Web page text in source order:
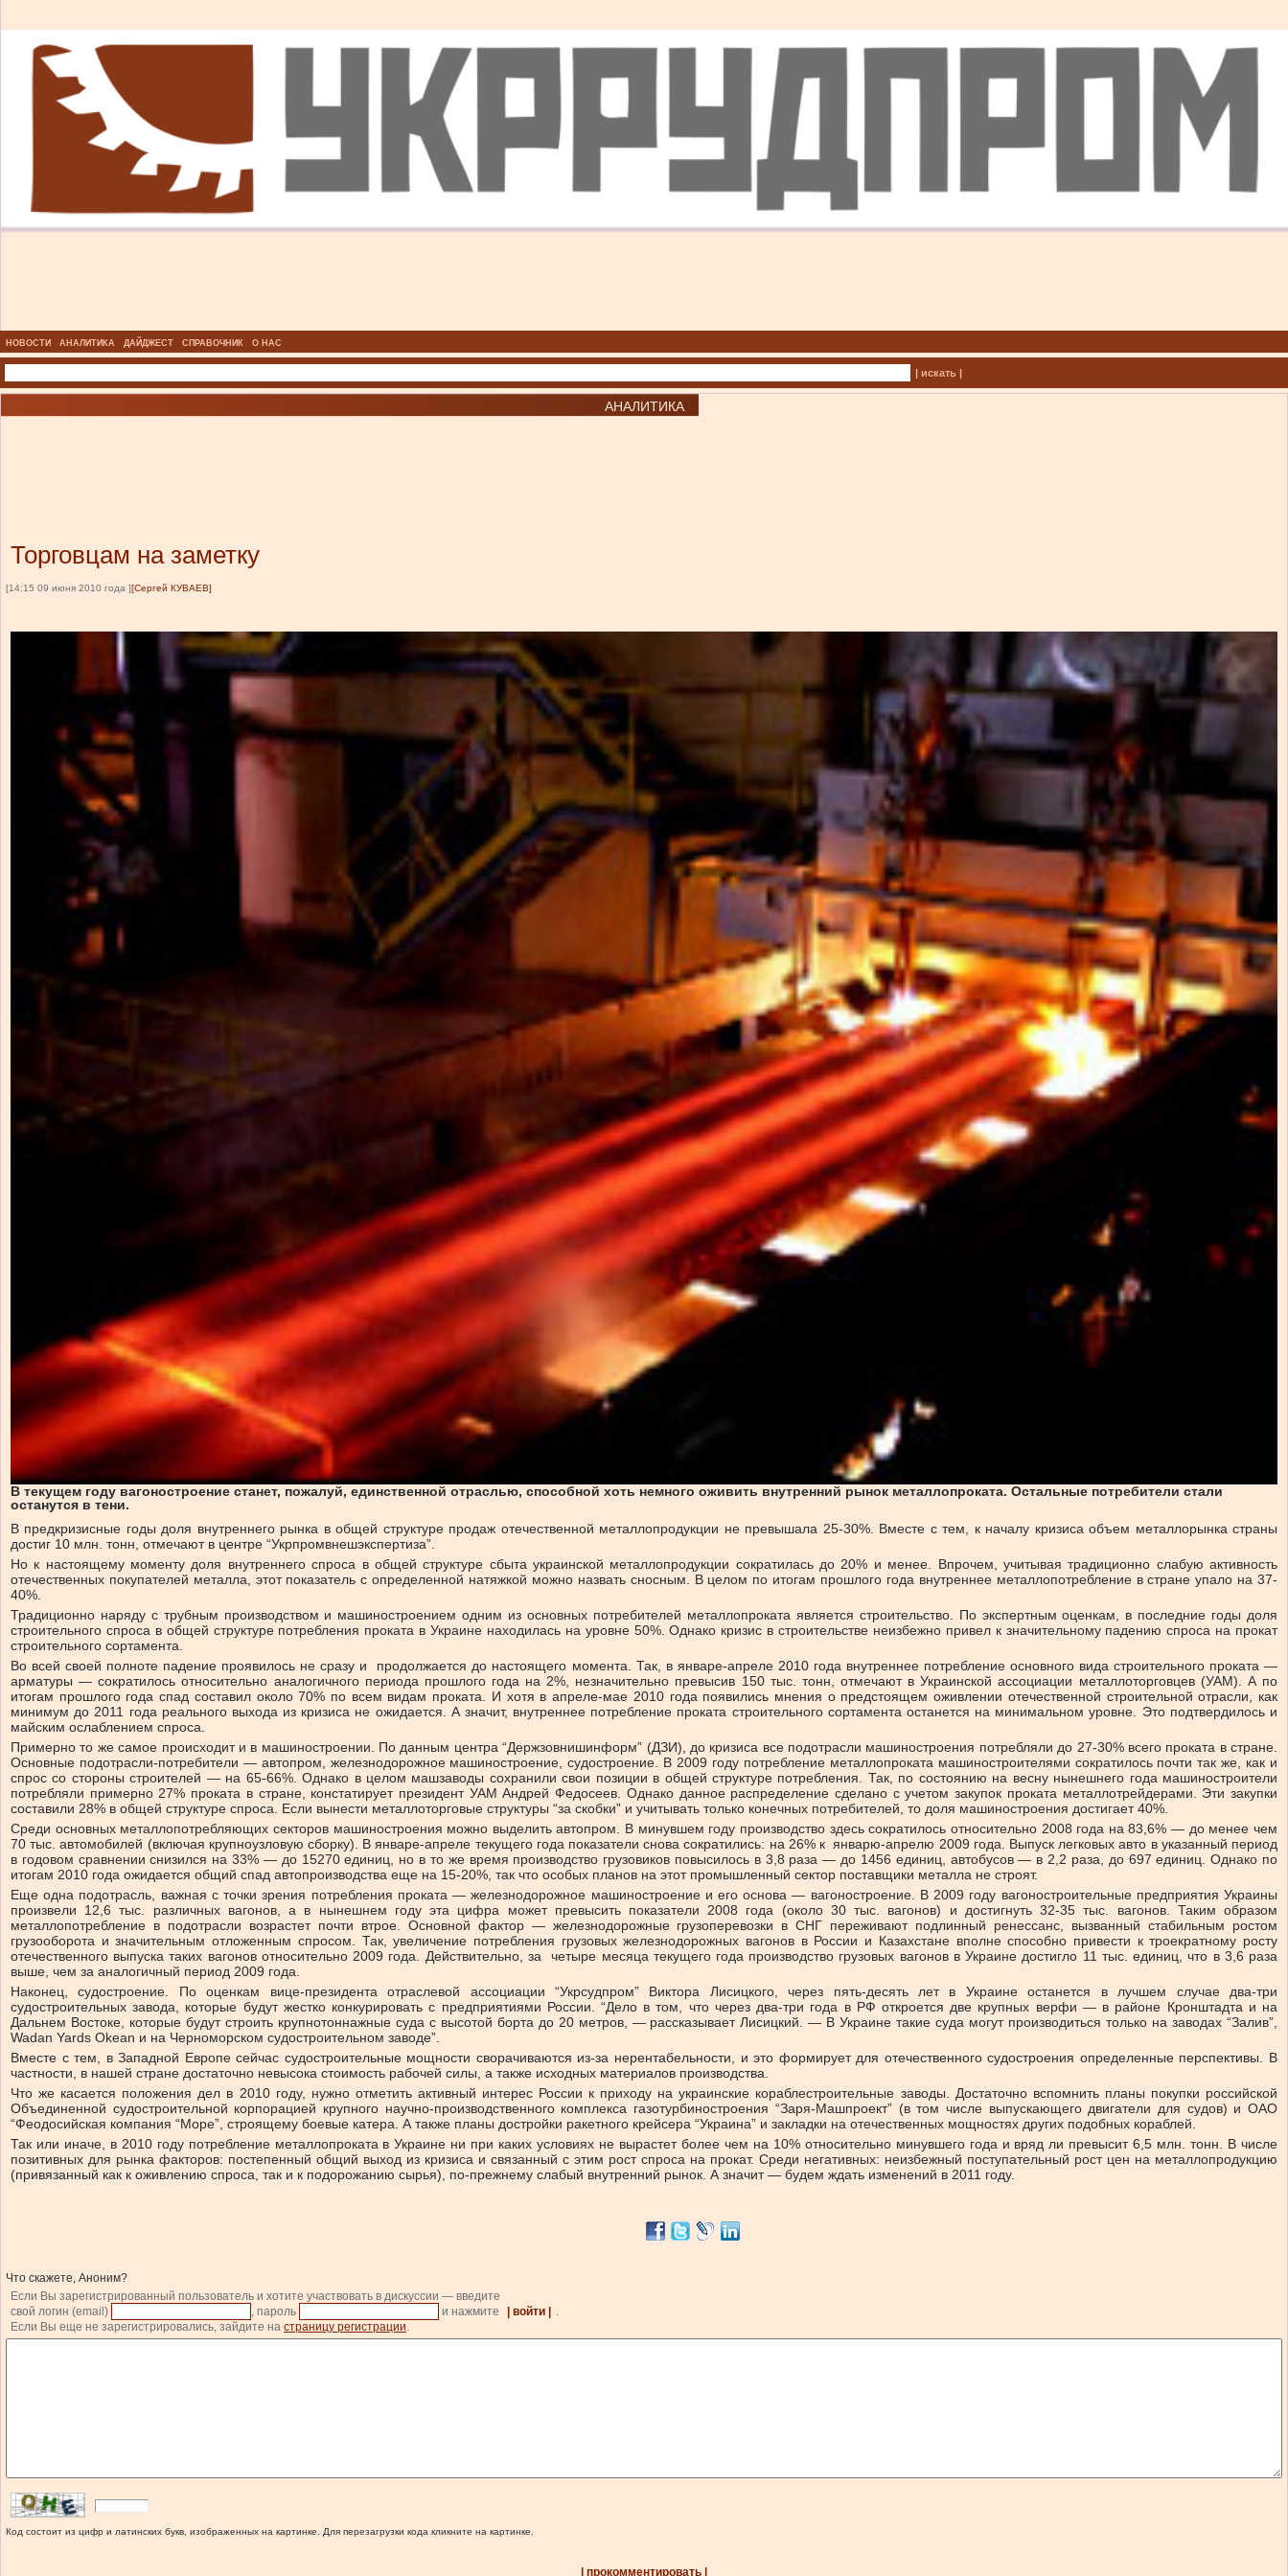
НОВОСТИ АНАЛИТИКА ДАЙДЖЕСТ СПРАВОЧНИК О НАС
| искать |
АНАЛИТИКА
Торговцам на заметку
[14:15 09 июня 2010 года ][Сергей КУВАЕВ]
В текущем году вагоностроение станет, пожалуй, единственной отраслью, способной хоть немного оживить внутренний рынок металлопроката. Остальные потребители стали
останутся в тени.
В предкризисные годы доля внутреннего рынка в общей структуре продаж отечественной металлопродукции не превышала 25-30%. Вместе с тем, к началу кризиса объем металлорынка страны
достиг 10 млн. тонн, отмечают в центре “Укрпромвнешэкспертиза”.
Но к настоящему моменту доля внутреннего спроса в общей структуре сбыта украинской металлопродукции сократилась до 20% и менее. Впрочем, учитывая традиционно слабую активность
отечественных покупателей металла, этот показатель с определенной натяжкой можно назвать сносным. В целом по итогам прошлого года внутреннее металлопотребление в стране упало на 37-
40%.
Традиционно наряду с трубным производством и машиностроением одним из основных потребителей металлопроката является строительство. По экспертным оценкам, в последние годы доля
строительного спроса в общей структуре потребления проката в Украине находилась на уровне 50%. Однако кризис в строительстве неизбежно привел к значительному падению спроса на прокат
строительного сортамента.
Во всей своей полноте падение проявилось не сразу и продолжается до настоящего момента. Так, в январе-апреле 2010 года внутреннее потребление основного вида строительного проката —
арматуры — сократилось относительно аналогичного периода прошлого года на 2%, незначительно превысив 150 тыс. тонн, отмечают в Украинской ассоциации металлоторговцев (УАМ). А по
итогам прошлого года спад составил около 70% по всем видам проката. И хотя в апреле-мае 2010 года появились мнения о предстоящем оживлении отечественной строительной отрасли, как
минимум до 2011 года реального выхода из кризиса не ожидается. А значит, внутреннее потребление проката строительного сортамента останется на минимальном уровне. Это подтвердилось и
майским ослаблением спроса.
Примерно то же самое происходит и в машиностроении. По данным центра “Держзовнишинформ” (ДЗИ), до кризиса все подотрасли машиностроения потребляли до 27-30% всего проката в стране.
Основные подотрасли-потребители — автопром, железнодорожное машиностроение, судостроение. В 2009 году потребление металлопроката машиностроителями сократилось почти так же, как и
спрос со стороны строителей — на 65-66%. Однако в целом машзаводы сохранили свои позиции в общей структуре потребления. Так, по состоянию на весну нынешнего года машиностроители
потребляли примерно 27% проката в стране, констатирует президент УАМ Андрей Федосеев. Однако данное распределение сделано с учетом закупок проката металлотрейдерами. Эти закупки
составили 28% в общей структуре спроса. Если вынести металлоторговые структуры “за скобки” и учитывать только конечных потребителей, то доля машиностроения достигает 40%.
Среди основных металлопотребляющих секторов машиностроения можно выделить автопром. В минувшем году производство здесь сократилось относительно 2008 года на 83,6% — до менее чем
70 тыс. автомобилей (включая крупноузловую сборку). В январе-апреле текущего года показатели снова сократились: на 26% к январю-апрелю 2009 года. Выпуск легковых авто в указанный период
в годовом сравнении снизился на 33% — до 15270 единиц, но в то же время производство грузовиков повысилось в 3,8 раза — до 1456 единиц, автобусов — в 2,2 раза, до 697 единиц. Однако по
итогам 2010 года ожидается общий спад автопроизводства еще на 15-20%, так что особых планов на этот промышленный сектор поставщики металла не строят.
Еще одна подотрасль, важная с точки зрения потребления проката — железнодорожное машиностроение и его основа — вагоностроение. В 2009 году вагоностроительные предприятия Украины
произвели 12,6 тыс. различных вагонов, а в нынешнем году эта цифра может превысить показатели 2008 года (около 30 тыс. вагонов) и достигнуть 32-35 тыс. вагонов. Таким образом
металлопотребление в подотрасли возрастет почти втрое. Основной фактор — железнодорожные грузоперевозки в СНГ переживают подлинный ренессанс, вызванный стабильным ростом
грузооборота и значительным отложенным спросом. Так, увеличение потребления грузовых железнодорожных вагонов в России и Казахстане вполне способно привести к троекратному росту
отечественного выпуска таких вагонов относительно 2009 года. Действительно, за четыре месяца текущего года производство грузовых вагонов в Украине достигло 11 тыс. единиц, что в 3,6 раза
выше, чем за аналогичный период 2009 года.
Наконец, судостроение. По оценкам вице-президента отраслевой ассоциации “Укрсудпром” Виктора Лисицкого, через пять-десять лет в Украине останется в лучшем случае два-три
судостроительных завода, которые будут жестко конкурировать с предприятиями России. “Дело в том, что через два-три года в РФ откроется две крупных верфи — в районе Кронштадта и на
Дальнем Востоке, которые будут строить крупнотоннажные суда с высотой борта до 20 метров, — рассказывает Лисицкий. — В Украине такие суда могут производиться только на заводах “Залив”,
Wadan Yards Okean и на Черноморском судостроительном заводе”.
Вместе с тем, в Западной Европе сейчас судостроительные мощности сворачиваются из-за нерентабельности, и это формирует для отечественного судостроения определенные перспективы. В
частности, в нашей стране достаточно невысока стоимость рабочей силы, а также исходных материалов производства.
Что же касается положения дел в 2010 году, нужно отметить активный интерес России к приходу на украинские кораблестроительные заводы. Достаточно вспомнить планы покупки российской
Объединенной судостроительной корпорацией крупного научно-производственного комплекса газотурбиностроения “Заря-Машпроект” (в том числе выпускающего двигатели для судов) и ОАО
“Феодосийская компания “Море”, строящему боевые катера. А также планы достройки ракетного крейсера “Украина” и закладки на отечественных мощностях других подобных кораблей.
Так или иначе, в 2010 году потребление металлопроката в Украине ни при каких условиях не вырастет более чем на 10% относительно минувшего года и вряд ли превысит 6,5 млн. тонн. В числе
позитивных для рынка факторов: постепенный общий выход из кризиса и связанный с этим рост спроса на прокат. Среди негативных: неизбежный поступательный рост цен на металлопродукцию
(привязанный как к оживлению спроса, так и к подорожанию сырья), по-прежнему слабый внутренний рынок. А значит — будем ждать изменений в 2011 году.
Что скажете, Аноним?
Если Вы зарегистрированный пользователь и хотите участвовать в дискуссии — введите
свой логин (email)
, пароль и нажмите | войти |
.
Если Вы еще не зарегистрировались, зайдите на страницу регистрации.
Код состоит из цифр и латинских букв, изображенных на картинке. Для перезагрузки кода кликните на картинке.
| прокомментировать |